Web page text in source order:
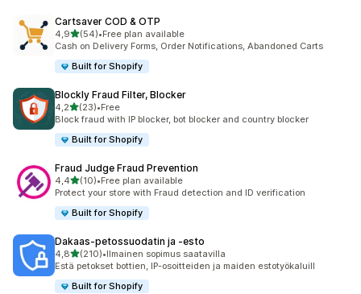
Cartsaver COD & OTP
4,9/ 5 tähteä
(54)
54 arvostelua yhteensä
•Free plan available
Cash on Delivery Forms, Order Notifications, Abandoned Carts
Built for Shopify
Blockly Fraud Filter, Blocker
4,2/ 5 tähteä
(23)
23 arvostelua yhteensä
•Free
Block fraud with IP blocker, bot blocker and country blocker
Built for Shopify
Fraud Judge Fraud Prevention
4,4/ 5 tähteä
(10)
10 arvostelua yhteensä
•Free plan available
Protect your store with Fraud detection and ID verification
Built for Shopify
Dakaas‑petossuodatin ja ‑esto
4,8/ 5 tähteä
(210)
210 arvostelua yhteensä
•Ilmainen sopimus saatavilla
Estä petokset bottien, IP-osoitteiden ja maiden estotyökaluill
Built for Shopify